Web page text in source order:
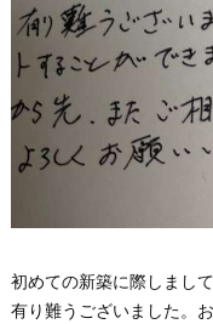
初めての新築に際しまし
有り難うございました。